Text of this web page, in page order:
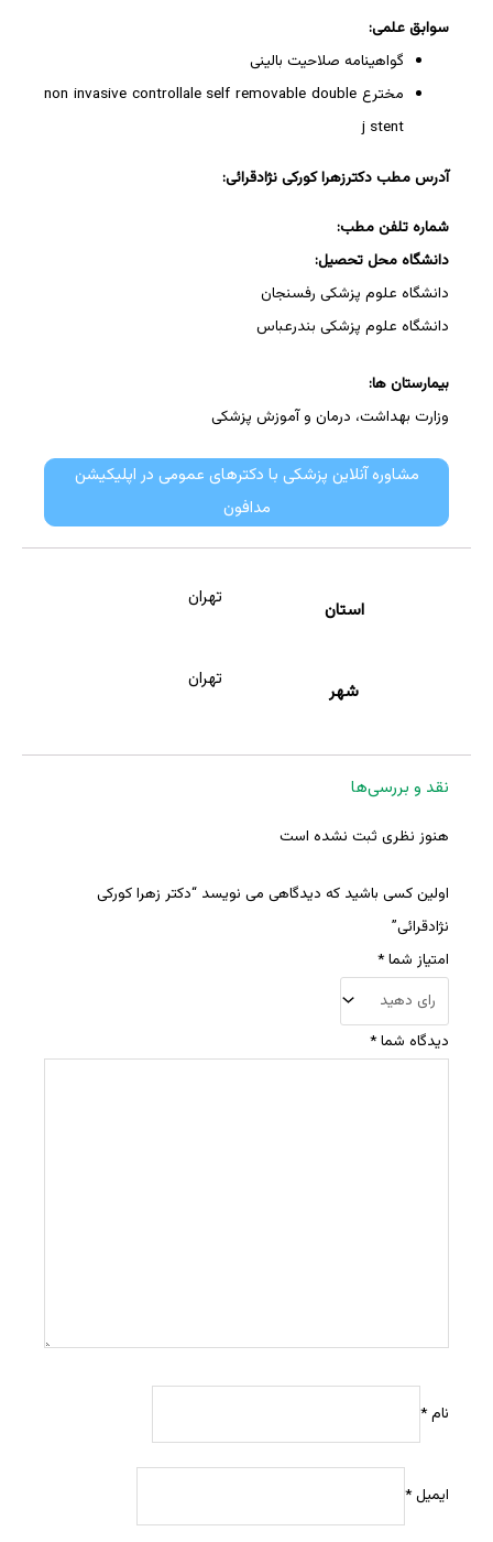
سوابق علمی:
گواهینامه صلاحیت بالینی
مخترع non invasive controllale self removable double
j stent
آدرس مطب دکترزهرا کورکی نژادقرائی:
شماره تلفن مطب:
دانشگاه محل تحصیل:
دانشگاه علوم پزشکی رفسنجان
دانشگاه علوم پزشکی بندرعباس
بیمارستان ها:
وزارت بهداشت، درمان و آموزش پزشکی
مشاوره آنلاین پزشکی با دکترهای عمومی در اپلیکیشن
مدافون
استان
تهران
شهر
تهران
نقد و بررسی‌ها
هنوز نظری ثبت نشده است
اولین کسی باشید که دیدگاهی می نویسد “دکتر زهرا کورکی
نژادقرائی”
امتیاز شما*
دیدگاه شما*
نام*
ایمیل*